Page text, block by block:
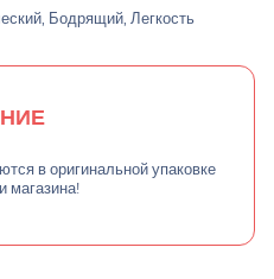
Бодрящий, Легкость
в оригинальной упаковке
магазина!